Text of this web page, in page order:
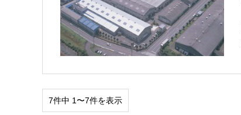
7件中 1〜7件を表示